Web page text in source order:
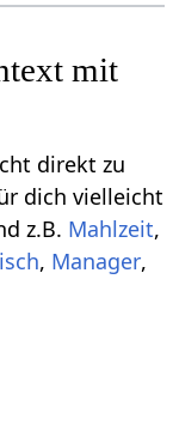
mit
direkt zu
z.B.
,
,
,